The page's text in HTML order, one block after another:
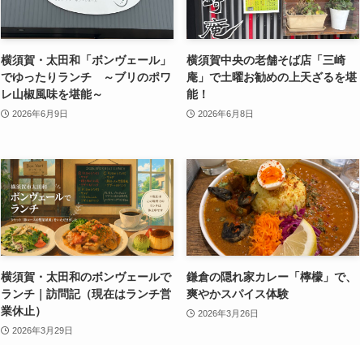
横須賀・太田和「ボンヴェール」
でゆったりランチ ～ブリのポワ
レ山椒風味を堪能～
2026年6月9日
横須賀中央の老舗そば店「三崎
庵」で土曜お勧めの上天ざるを堪
能！
2026年6月8日
横須賀・太田和のボンヴェールで
ランチ｜訪問記（現在はランチ営
業休止）
2026年3月29日
鎌倉の隠れ家カレー「檸檬」で、
爽やかスパイス体験
2026年3月26日